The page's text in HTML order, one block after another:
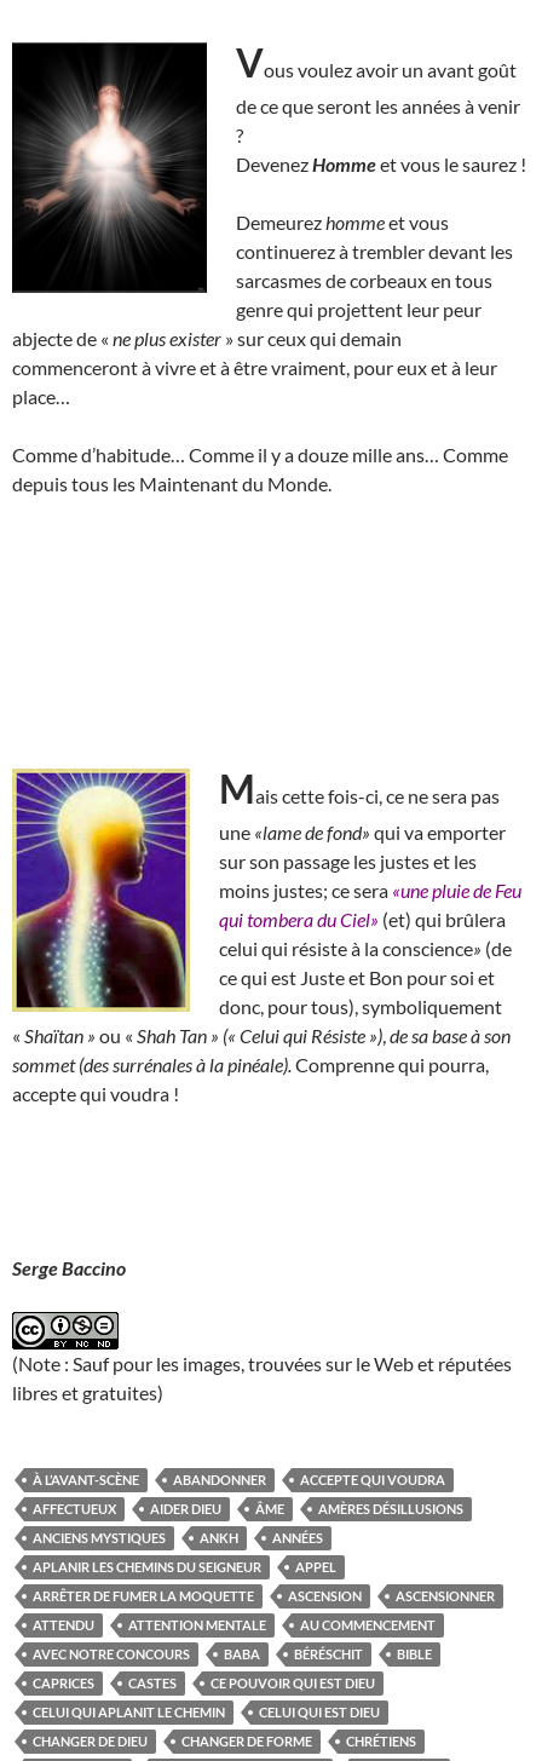
Vous voulez avoir un avant goût
de ce que seront les années à venir
?
DevenezHommeet vous le saurez !
Demeurez hommeet vous
continuerez à trembler devant les
sarcasmes de corbeaux en tous
genre qui projettent leur peur
abjecte de « ne plus exister » sur ceux qui demain
commenceront à vivre et à être vraiment, pour eux et à leur
place…
Comme d’habitude… Comme il y a douze mille ans… Comme
depuis tous les Maintenant du Monde.
Mais cette fois-ci, ce ne sera pas
une «lame de fond» qui va emporter
sur son passage les justes et les
moins justes; ce sera «une pluie de Feu
qui tombera du Ciel» (et) qui brûlera
celui qui résiste à la conscience» (de
ce qui est Juste et Bon pour soi et
donc, pour tous), symboliquement
« Shaïtan » ou « Shah Tan » (« Celui qui Résiste ») de sa base à son
sommet (des surrénales à la pinéale). Comprenne qui pourra,
accepte qui voudra !
Serge Baccino
(Note : Sauf pour les images, trouvées sur le Web et réputées
libres et gratuites)
À L’AVANT-SCÈNE ABANDONNER
ACCEPTE QUI VOUDRA
AFFECTUEUX
AIDER DIEU ÂME
AMÈRES DÉSILLUSIONS
ANCIENS MYSTIQUES
ANKH
ANNÉES
APLANIR LES CHEMINS DU SEIGNEUR
APPEL
ARRÊTER DE FUMER LA MOQUETTE
ASCENSION
ASCENSIONNER
ATTENDU
ATTENTION MENTALE
AU COMMENCEMENT
AVEC NOTRE CONCOURS
BABA BÉRÉSCHIT
BIBLE
CAPRICES
CASTES
CE POUVOIR QUI EST DIEU
CELUI QUI APLANIT LE CHEMIN
CELUI QUI EST DIEU
CHANGER DE DIEU
CHANGER DE FORME CHRÉTIENS